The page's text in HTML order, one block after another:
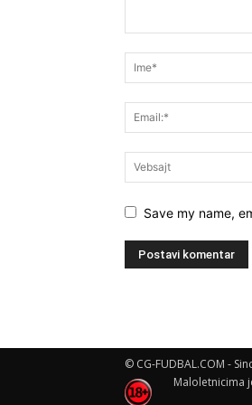
Save my name,
© CG-FUDBAL.COM -
Maloletnicima